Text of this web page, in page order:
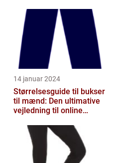
14 januar 2024
Størrelsesguide til bukser
til mænd: Den ultimative
vejledning til online